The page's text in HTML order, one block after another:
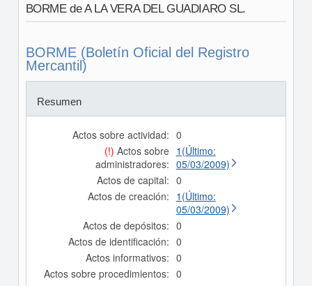
BORME de A LA VERA DEL GUADIARO SL.
BORME (Boletín Oficial del Registro
Mercantil)
Resumen
Actos sobre actividad: 0
(!) Actos sobre
administradores:
1(Último:
05/03/2009)
Actos de capital: 0
Actos de creación: 1(Último:
05/03/2009)
Actos de depósitos: 0
Actos de identificación: 0
Actos informativos: 0
Actos sobre procedimientos: 0